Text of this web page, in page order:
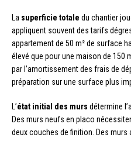
La superficie totale du chantier
appliquent souvent des tarifs
appartement de 50 m² de surface
élevé que pour une maison de 150
par l’amortissement des frais de
préparation sur une surface plus
L’état initial des murs détermine
Des murs neufs en placo
deux couches de finition. Des murs